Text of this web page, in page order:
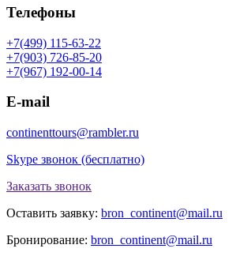
Телефоны
+7(499) 115-63-22
+7(903) 726-85-20
+7(967) 192-00-14
E-mail
continenttours@rambler.ru
Skype звонок (бесплатно)
Заказать звонок
Оставить заявку: bron_continent@mail.ru
Бронирование: bron_continent@mail.ru